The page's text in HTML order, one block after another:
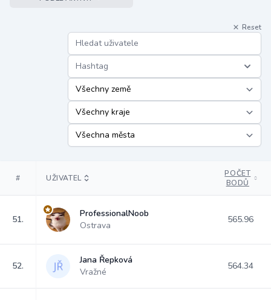
Reset
Hashtag
# UŽIVATEL
POČET
BODŮ
51.
ProfessionalNoob
Ostrava
565.96
52.
Jana Řepková
Vražné
564.34